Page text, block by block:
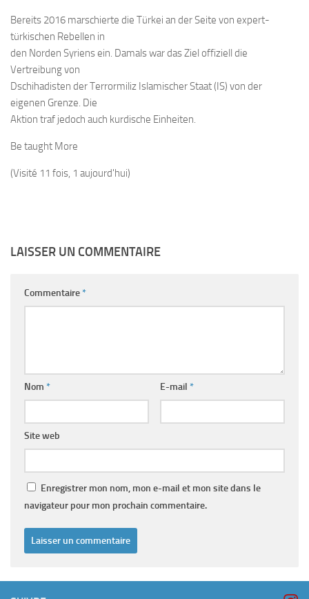
Bereits 2016 marschierte die Türkei an der Seite von expert-
türkischen Rebellen in
den Norden Syriens ein. Damals war das Ziel offiziell die
Vertreibung von
Dschihadisten der Terrormiliz Islamischer Staat (IS) von der
eigenen Grenze. Die
Aktion traf jedoch auch kurdische Einheiten.
Be taught More
(Visité 11 fois, 1 aujourd'hui)
LAISSER UN COMMENTAIRE
Commentaire*
Nom * E-mail *
Site web
Enregistrer mon nom, mon e-mail et mon site dans le
navigateur pour mon prochain commentaire.